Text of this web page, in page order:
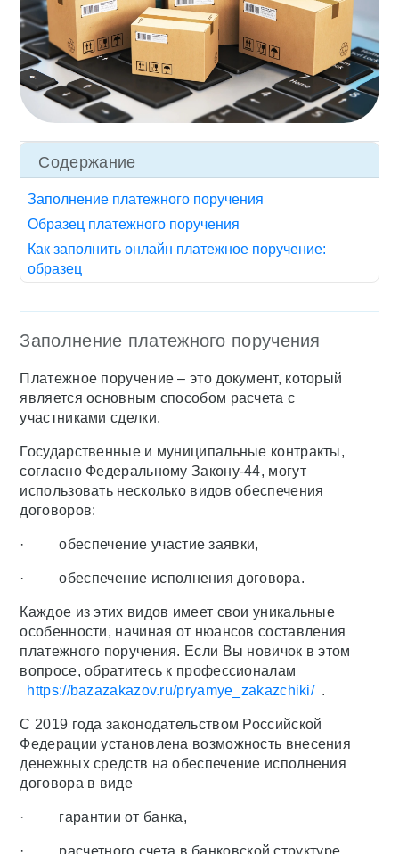
Содержание
Заполнение платежного поручения
Образец платежного поручения
Как заполнить онлайн платежное поручение:
образец
Заполнение платежного поручения
Платежное поручение – это документ, который
является основным способом расчета с
участниками сделки.
Государственные и муниципальные контракты,
согласно Федеральному Закону-44, могут
использовать несколько видов обеспечения
договоров:
· обеспечение участие заявки,
· обеспечение исполнения договора.
Каждое из этих видов имеет свои уникальные
особенности, начиная от нюансов составления
платежного поручения. Если Вы новичок в этом
вопросе, обратитесь к профессионалам
https://bazazakazov.ru/pryamye_zakazchiki/ .
С 2019 года законодательством Российской
Федерации установлена возможность внесения
денежных средств на обеспечение исполнения
договора в виде
· гарантии от банка,
· расчетного счета в банковской структуре.